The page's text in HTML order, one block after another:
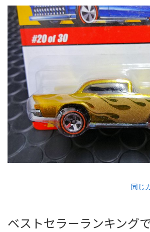
同じ
ベストセラーランキング